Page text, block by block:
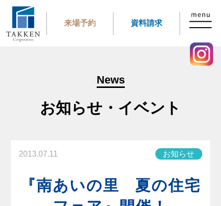
来場予約 資料請求
News
お知らせ・イベント
2013.07.11 お知らせ
『南あいの里 夏の住宅